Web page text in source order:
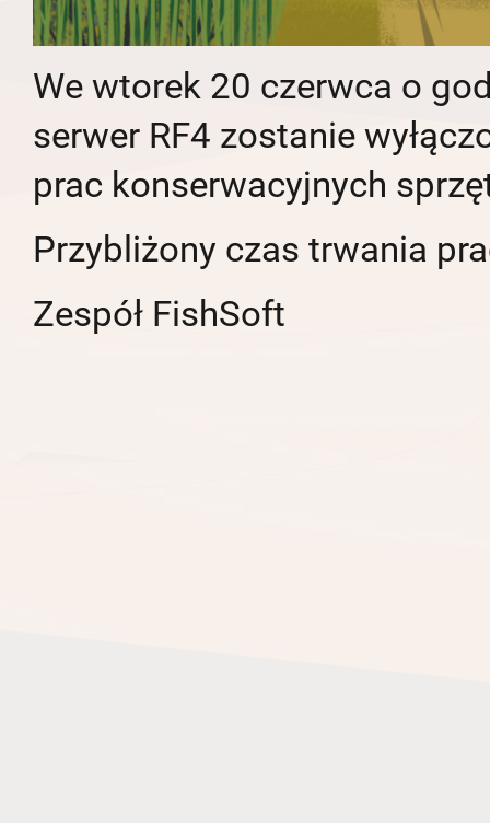
We wtorek 20 czerwca o
serwer RF4 zostanie
prac konserwacyjnych
Przybliżony czas trwania
Zespół FishSoft